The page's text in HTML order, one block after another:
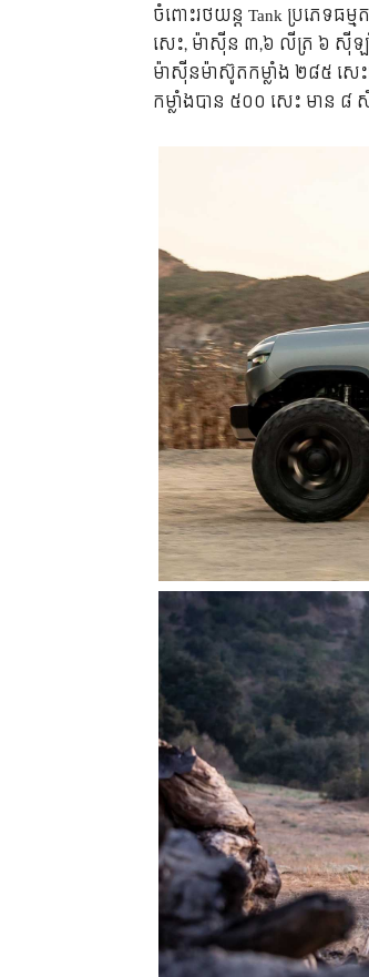
ចំពោះ​រថយន្ត Tank ប្រភេទ​
សេះ, ម៉ាស៊ីន​ ៣,៦ លីត្រ ៦ ស៊ីឡ
ម៉ាស៊ីន​ម៉ាស៊ូត​កម្លាំង ២៨៥ សេ
កម្លាំង​បាន ៥០០ សេះ មាន ៨